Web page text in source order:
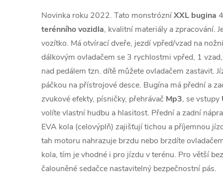
Novinka roku 2022. Tato monstrózníXXL bugina
terénního vozidla, kvalitní materiály a zpracování.
vozítko. Má otvírací dveře, jezdí vpřed/vzad na
dálkovým ovladačem se 3 rychlostmi vpřed, 1
nad pedálem tzn. dítě můžete ovladačem zastavit.
páčkou na přístrojové desce. Bugína má přední a
zvukové efekty, písničky, přehrávač Mp3, se vstupy
volíte vlastní hudbu a hlasitost. Přední a zadní
EVA kola (celovýplň) zajišťují tichou a příjemnou
tah motoru nahrazuje brzdu nebo brzdíte
kola, tím je vhodné i pro jízdu v terénu. Pro větší
čalouněné sedačce nastavitelný bezpečnostní pás.